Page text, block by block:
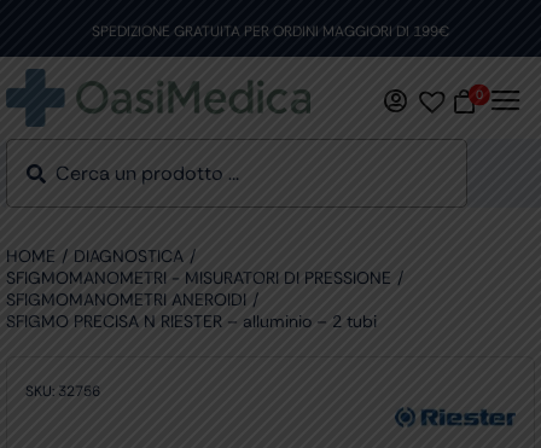
content
SPEDIZIONE GRATUITA PER ORDINI MAGGIORI DI 199€
0
HOME
DIAGNOSTICA
SFIGMOMANOMETRI - MISURATORI DI PRESSIONE
SFIGMOMANOMETRI ANEROIDI
SFIGMO PRECISA N RIESTER – alluminio – 2 tubi
SKU: 32756